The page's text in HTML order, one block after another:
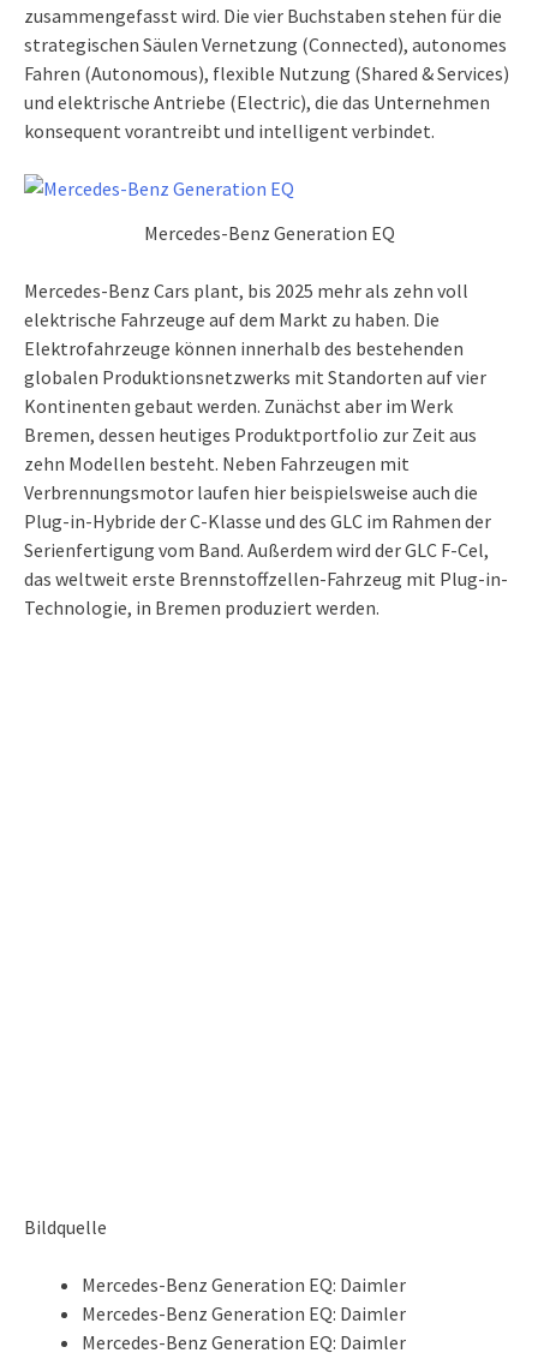
zusammengefasst wird. Die vier Buchstaben stehen für die
strategischen Säulen Vernetzung (Connected), autonomes
Fahren (Autonomous), flexible Nutzung (Shared & Services)
und elektrische Antriebe (Electric), die das Unternehmen
konsequent vorantreibt und intelligent verbindet.
Mercedes-Benz Generation EQ
Mercedes-Benz Cars plant, bis 2025 mehr als zehn voll
elektrische Fahrzeuge auf dem Markt zu haben. Die
Elektrofahrzeuge können innerhalb des bestehenden
globalen Produktionsnetzwerks mit Standorten auf vier
Kontinenten gebaut werden. Zunächst aber im Werk
Bremen, dessen heutiges Produktportfolio zur Zeit aus
zehn Modellen besteht. Neben Fahrzeugen mit
Verbrennungsmotor laufen hier beispielsweise auch die
Plug-in-Hybride der C-Klasse und des GLC im Rahmen der
Serienfertigung vom Band. Außerdem wird der GLC F-Cel,
das weltweit erste Brennstoffzellen-Fahrzeug mit Plug-in-
Technologie, in Bremen produziert werden.
Bildquelle
Mercedes-Benz Generation EQ: Daimler
Mercedes-Benz Generation EQ: Daimler
Mercedes-Benz Generation EQ: Daimler